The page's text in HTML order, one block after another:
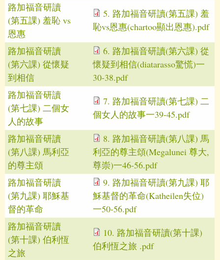
路加福音研讀
(第五課) 羞恥 vs
恩惠
5. 路加福音研讀(第五課) 羞
恥vs恩惠(chartoo顯出恩惠).pdf
路加福音研讀
(第六課) 從懷疑
到相信
6. 路加福音研讀(第六課) 從
懷疑到相信(diatarasso驚慌)一
30-38.pdf
路加福音研讀
(第七課) 二個女
人的故事
7. 路加福音研讀(第七課) 二
個女人的故事一39-45.pdf
路加福音研讀
(第八課) 馬利亞
的尊主頌
8. 路加福音研讀(第八課) 馬
利亞的尊主頌(Megalunei 尊大,
尊崇)一46-56.pdf
路加福音研讀
(第九課) 耶穌基
督的革命
9. 路加福音研讀(第九課) 耶
穌基督的革命(Katheilen失位)
一50-56.pdf
路加福音研讀
(第十課) 伯利恆
之旅
10. 路加福音研讀(第十課)
伯利恆之旅 .pdf